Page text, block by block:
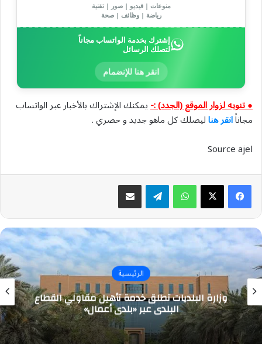
منوعات | فيديو | صور | تقنية
رياضة | وظائف | صحة
إشترك بخدمة الواتساب مجاناً
لتصلك الرسائل
انقر هنا للإنضمام
● تنويه لزوار الموقع (الجدد) :-يمكنك الإشتراك بالأخبار عبر الواتساب
مجاناًانقر هناليصلك كل ماهو جديد و حصري .
Source ajel
واتسابتيلقرام مشاركة عبر البريد
الرئيسية
وزارة البلديات تطلق خدمة تأهيل مقاولي القطاع
البلدي عبر «بلدي أعمال»